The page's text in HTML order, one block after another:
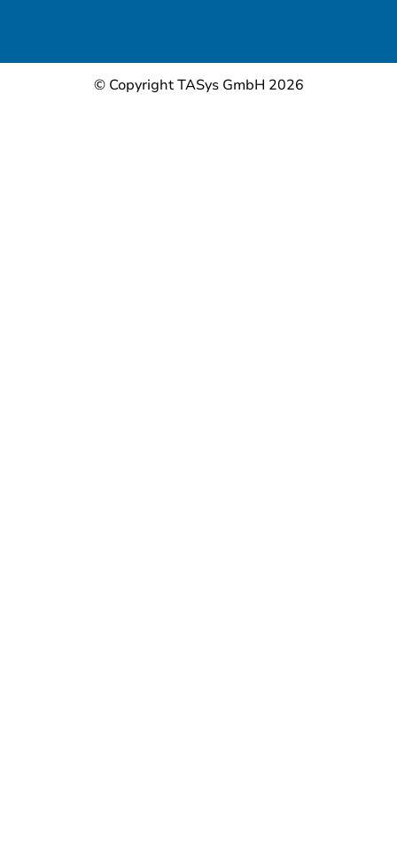
© Copyright TASys GmbH 2026